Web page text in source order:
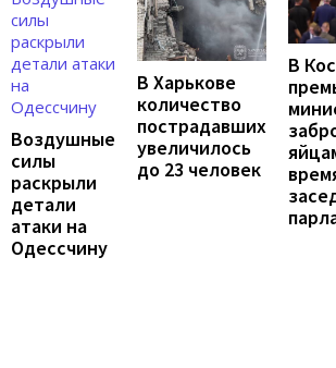
Воздушные
силы
раскрыли
детали
атаки на
Одессчину
В Харькове
количество
пострадавших
увеличилось
до 23 человек
В